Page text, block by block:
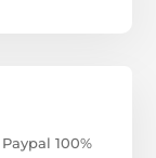
100%